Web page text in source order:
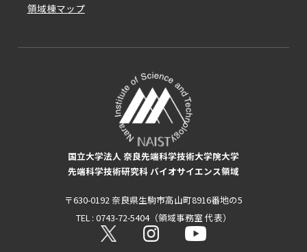
領域棟マップ
国立大学法人 奈良先端科学技術大学院大学
先端科学技術研究科 バイオサイエンス領域
〒630-0192 奈良県生駒市高山町8916番地の5
TEL : 0743-72-5404（領域事務室 代表）